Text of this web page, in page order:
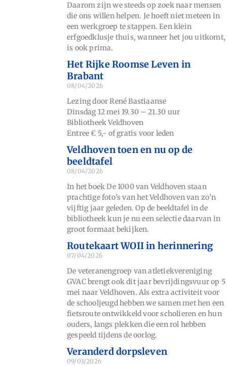
Daarom zijn we steeds op zoek naar mensen
die ons willen helpen. Je hoeft niet meteen in
een werkgroep te stappen. Een klein
erfgoedklusje thuis, wanneer het jou uitkomt,
is ook prima.
Het Rijke Roomse Leven in
Brabant
08/04/2026
Lezing door René Bastiaanse
Dinsdag 12 mei 19.30 – 21.30 uur
Bibliotheek Veldhoven
Entree € 5,- of gratis voor leden
Veldhoven toen en nu op de
beeldtafel
08/04/2026
In het boek De 1000 van Veldhoven staan
prachtige foto’s van het Veldhoven van zo’n
vijftig jaar geleden. Op de beeldtafel in de
bibliotheek kun je nu een selectie daarvan in
groot formaat bekijken.
Routekaart WOII in herinnering
07/04/2026
De veteranengroep van atletiekvereniging
GVAC brengt ook dit jaar bevrijdingsvuur op 5
mei naar Veldhoven. Als extra activiteit voor
de schooljeugd hebben we samen met hen een
fietsroute ontwikkeld voor scholieren en hun
ouders, langs plekken die een rol hebben
gespeeld tijdens de oorlog.
Veranderd dorpsleven
09/03/2026